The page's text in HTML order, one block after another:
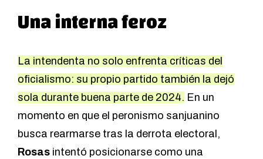
Una interna feroz
La intendenta no solo enfrenta críticas del
oficialismo: su propio partido también la dejó
sola durante buena parte de 2024. En un
momento en que el peronismo sanjuanino
busca rearmarse tras la derrota electoral,
Rosas intentó posicionarse como una